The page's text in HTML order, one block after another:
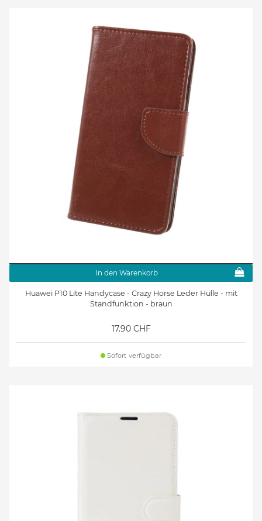
In den Warenkorb
Huawei P10 Lite Handycase - Crazy Horse Leder Hülle - mit
Standfunktion - braun
17.90 CHF
Sofort verfügbar